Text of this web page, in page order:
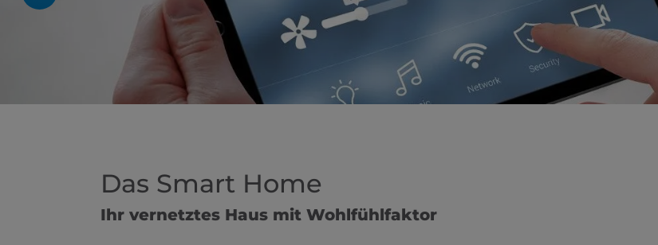
Das Smart Home
Ihr vernetztes Haus mit Wohlfühlfaktor